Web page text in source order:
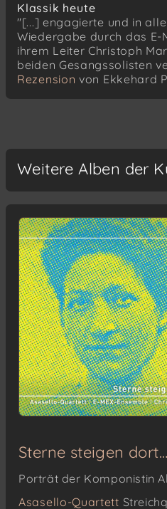
Klassik heute
"[...] engagierte und in
Wiedergabe durch das E-
ihrem Leiter Christoph
beiden Gesangssolisten
Rezension von Ekkehard
Weitere Alben der
Sterne steigen dort…
Porträt der Komponistin
Asasello-Quartett